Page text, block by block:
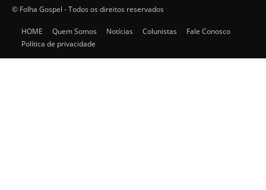
© Folha Gospel - Todos os direitos reservados
HOME Quem Somos Notícias Colunistas
Fale Conosco
Política de privacidade